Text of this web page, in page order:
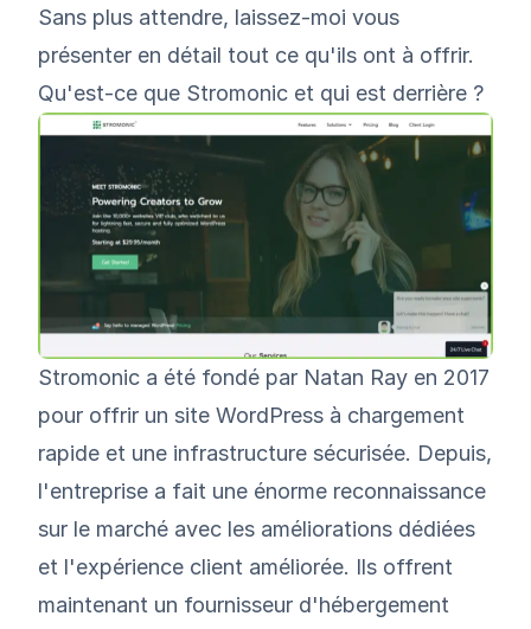
Sans plus attendre, laissez-moi vous
présenter en détail tout ce qu'ils ont à offrir.
Qu'est-ce que Stromonic et qui est derrière ?
Stromonic a été fondé par Natan Ray en 2017
pour offrir un site WordPress à chargement
rapide et une infrastructure sécurisée. Depuis,
l'entreprise a fait une énorme reconnaissance
sur le marché avec les améliorations dédiées
et l'expérience client améliorée. Ils offrent
maintenant un fournisseur d'hébergement